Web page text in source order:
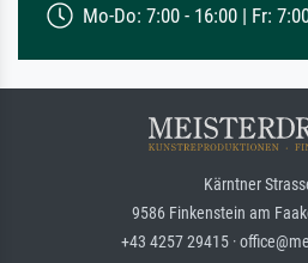
Mo-Do: 7:00 - 16:00 | Fr:
Kärntner
9586 Finkenstein am
+43 4257 29415 ·